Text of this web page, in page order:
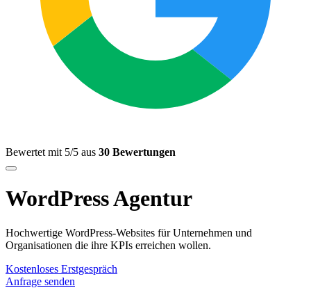
Bewertet mit 5/5 aus 30 Bewertungen
WordPress Agentur
Hochwertige WordPress-Websites für Unternehmen und
Organisationen die ihre KPIs erreichen wollen.
Kostenloses Erstgespräch
Anfrage senden